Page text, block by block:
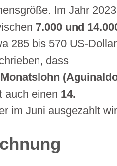
Im Jahr 2023
7.000 und
285 bis 570 US-
dass
auch einen 14.
im Juni ausgezahlt